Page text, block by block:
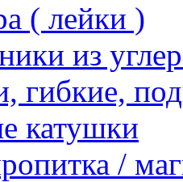
( лейки )
из
гибкие,
катушки
/